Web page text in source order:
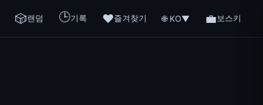
🎲랜덤 🕒기록 ❤️즐겨찾기 🌐 KO▼ 💼보스키